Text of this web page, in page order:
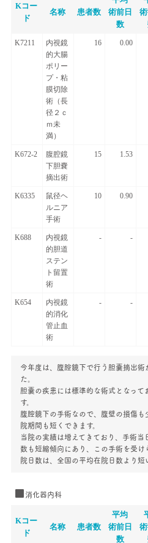
Kコー
ド
名称 患者数
術前日
数
術
K7211
内視鏡
的大腸
ポリー
プ・粘
膜切除
術（長
径２ｃ
ｍ未
満）
16 0.00
K672-2
腹腔鏡
下胆嚢
摘出術
15 1.53
K6335
鼠径ヘ
ルニア
手術
10 0.90
K688
内視鏡
的胆道
ステン
ト留置
術
- -
K654
内視鏡
的消化
管止血
術
- -
今年度は、腹腔鏡下で行う胆嚢摘出術
た。
胆嚢の疾患には標準的な術式となって
す。
腹腔鏡下の手術なので、腹壁の損傷も
院期間も短くできます。
当院の実績は増えてきており、手術当
数も短縮傾向にあり、この手術を受
院日数は、全国の平均在院日数より短
消化器内科
Kコー
ド
名称 患者数
平均
術前日
数
術